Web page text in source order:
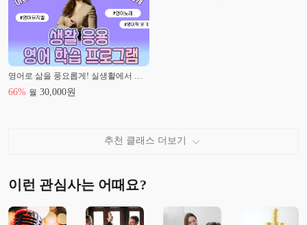
영어로 삶을 풍요롭게! 실생활에서 응용해보는 다양한 영어 학습 프로그램
66% 월 30,000원
추천 클래스 더보기
이런 관심사는 어때요?